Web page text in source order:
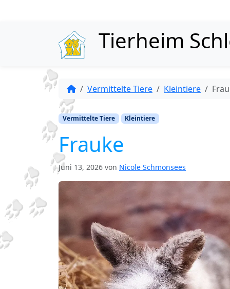
Tierheim
Vermittelte Tiere Kleintiere
Vermittelte Tiere Kleintiere
Frauke
Juni 13, 2026 von Nicole Schmonsees